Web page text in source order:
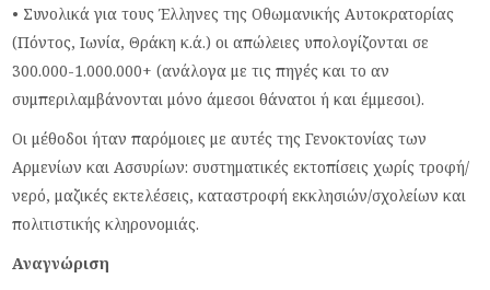
• Συνολικά για τους Έλληνες της Οθωμανικής Αυτοκρατορίας
(Πόντος, Ιωνία, Θράκη κ.ά.) οι απώλειες υπολογίζονται σε
300.000-1.000.000+ (ανάλογα με τις πηγές και το αν
συμπεριλαμβάνονται μόνο άμεσοι θάνατοι ή και έμμεσοι).
Οι μέθοδοι ήταν παρόμοιες με αυτές της Γενοκτονίας των
Αρμενίων και Ασσυρίων: συστηματικές εκτοπίσεις χωρίς τροφή/
νερό, μαζικές εκτελέσεις, καταστροφή εκκλησιών/σχολείων και
πολιτιστικής κληρονομιάς.
Αναγνώριση